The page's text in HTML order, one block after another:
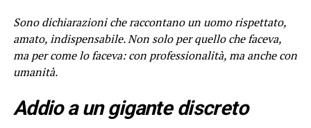
Sono dichiarazioni che raccontano un uomo rispettato,
amato, indispensabile. Non solo per quello che faceva,
ma per come lo faceva: con professionalità, ma anche con
umanità.
Addio a un gigante discreto